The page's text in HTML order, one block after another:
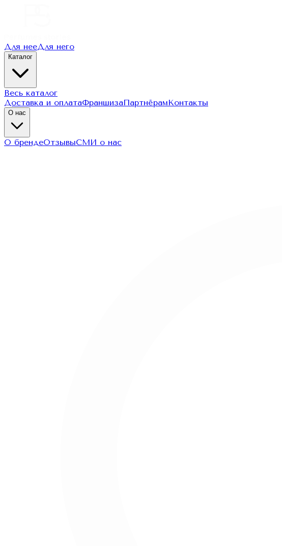
Для нееДля него
Каталог
Весь каталог
Доставка и оплатаФраншизаПартнёрамКонтакты
О нас
О брендеОтзывыСМИ о нас